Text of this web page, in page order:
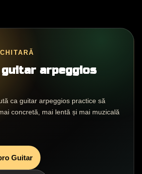
guitar arpeggios
ca guitar arpeggios practice să
concretă, mai lentă și mai muzicală
Guitar